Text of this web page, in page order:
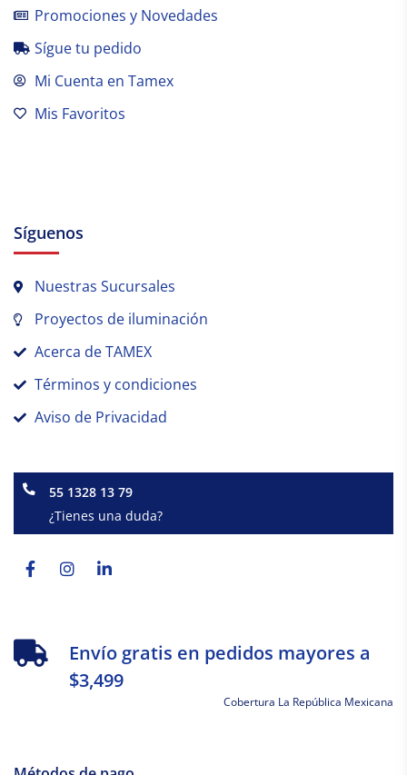
Promociones y Novedades
Sígue tu pedido
Mi Cuenta en Tamex
Mis Favoritos
Síguenos
Nuestras Sucursales
Proyectos de iluminación
Acerca de TAMEX
Términos y condiciones
Aviso de Privacidad
55 1328 13 79
¿Tienes una duda?
f
Envío gratis en pedidos mayores a
$3,499
Cobertura La República Mexicana